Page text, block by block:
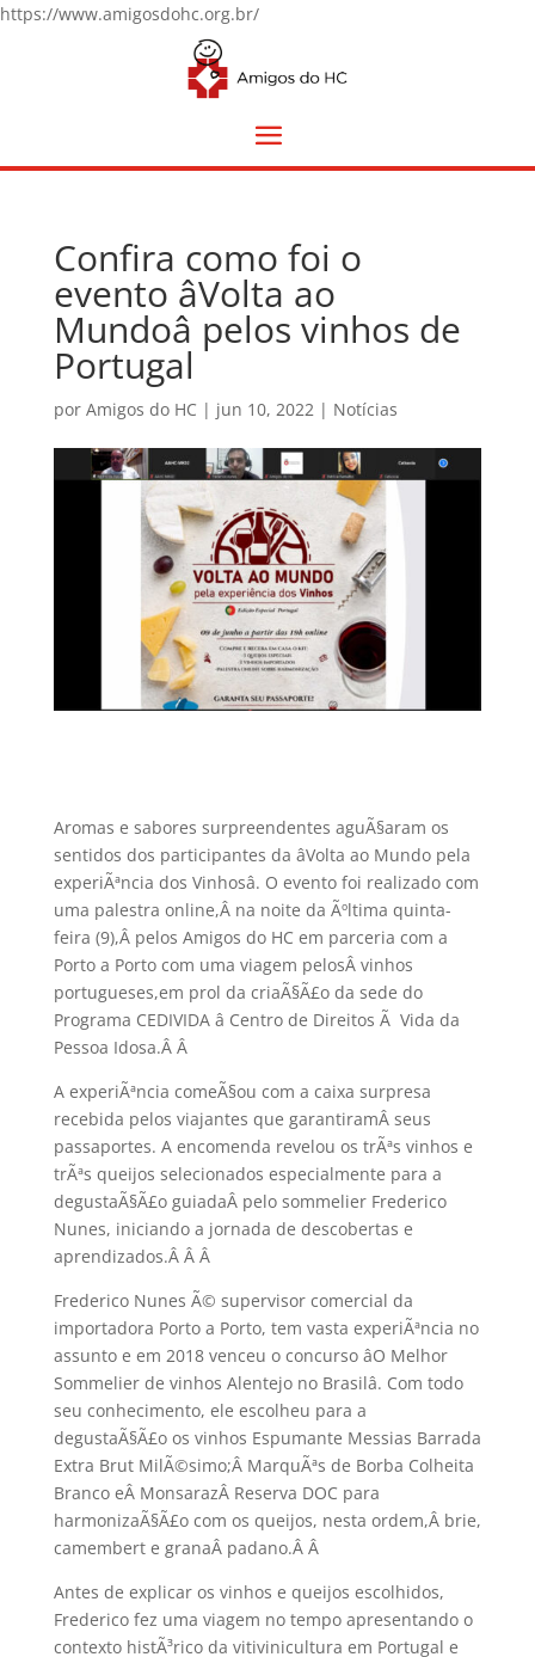
https://www.amigosdohc.org.br/
Confira como foi o
evento âVolta ao
Mundoâ pelos vinhos de
Portugal
por Amigos do HC | jun 10, 2022| Notícias
Aromas e sabores surpreendentes aguÃ§aram os
sentidos dos participantes da âVolta ao Mundo pela
experiÃªncia dos Vinhosâ. O evento foi realizado com
uma palestra online,Â na noite da Ãºltima quinta-
feira (9),Â pelos Amigos do HC em parceria com a
Porto a Porto com uma viagem pelosÂ vinhos
portugueses,em prol da criaÃ§Ã£o da sede do
Programa CEDIVIDA â Centro de Direitos Ã Vida da
Pessoa Idosa.Â Â
A experiÃªncia comeÃ§ou com a caixa surpresa
recebida pelos viajantes que garantiramÂ seus
passaportes. A encomenda revelou os trÃªs vinhos e
trÃªs queijos selecionados especialmente para a
degustaÃ§Ã£o guiadaÂ pelo sommelier Frederico
Nunes, iniciando a jornada de descobertas e
aprendizados.Â Â Â
Frederico Nunes Ã© supervisor comercial da
importadora Porto a Porto, tem vasta experiÃªncia no
assunto e em 2018 venceu o concurso âO Melhor
Sommelier de vinhos Alentejo no Brasilâ. Com todo
seu conhecimento, ele escolheu para a
degustaÃ§Ã£o os vinhos Espumante Messias Barrada
Extra Brut MilÃ©simo;Â MarquÃªs de Borba Colheita
Branco eÂ MonsarazÂ Reserva DOC para
harmonizaÃ§Ã£o com os queijos, nesta ordem,Â brie,
camembert e granaÂ padano.Â Â
Antes de explicar os vinhos e queijos escolhidos,
Frederico fez uma viagem no tempo apresentando o
contexto histÃ³rico da vitivinicultura em Portugal e